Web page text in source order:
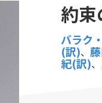
約
バラク
(訳)、
紀(訳)、